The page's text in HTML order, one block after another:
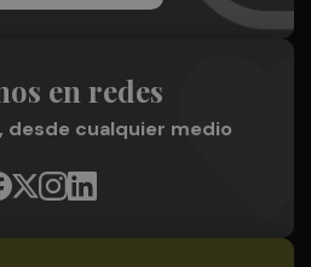
en redes
desde cualquier medio